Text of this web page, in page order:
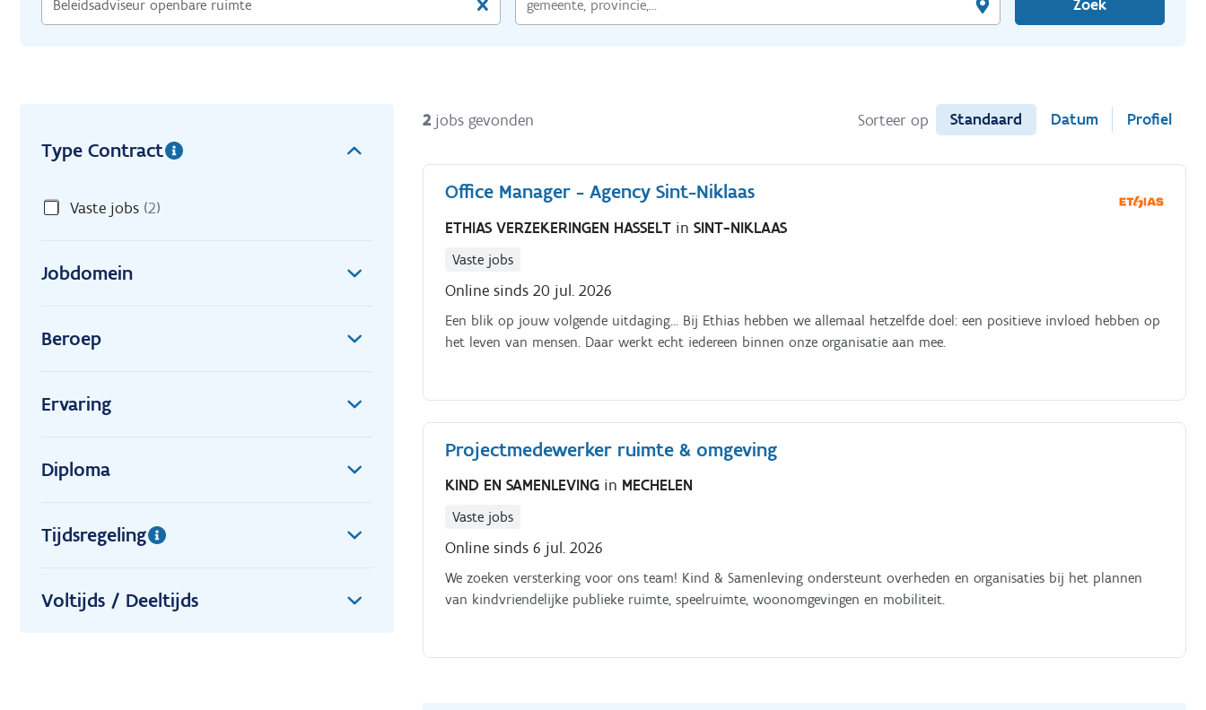
Zoek
Type Contract
Vaste jobs (2)
Jobdomein
Beroep
Ervaring
Diploma
Tijdsregeling
Voltijds / Deeltijds
2 jobs gevonden Sorteer op Standaard Datum Profiel
Office Manager - Agency Sint-Niklaas
ETHIAS VERZEKERINGEN HASSELT inSINT-NIKLAAS
Vaste jobs
Online sinds 20 jul. 2026
Een blik op jouw volgende uitdaging… Bij Ethias hebben we allemaal hetzelfde doel: een positieve invloed hebben op
het leven van mensen. Daar werkt echt iedereen binnen onze organisatie aan mee.
Projectmedewerker ruimte & omgeving
KIND EN SAMENLEVING in MECHELEN
Vaste jobs
Online sinds 6 jul. 2026
We zoeken versterking voor ons team! Kind & Samenleving ondersteunt overheden en organisaties bij het plannen
van kindvriendelijke publieke ruimte, speelruimte, woonomgevingen en mobiliteit.